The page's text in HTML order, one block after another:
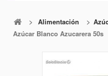
ALIMENTACIÓN
REFRESCOS
> Alimentación >
Azúcar Blanco Azucarera 50s